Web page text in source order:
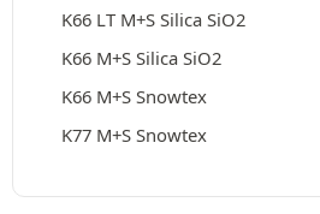
K66 LT M+S Silica SiO2
K66 M+S Silica SiO2
K66 M+S Snowtex
K77 M+S Snowtex